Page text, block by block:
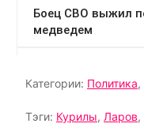
Категории: Политика,
Тэги: Курилы, Ларов,